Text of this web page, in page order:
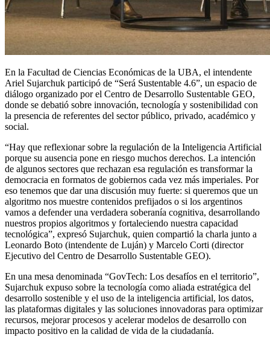
En la Facultad de Ciencias Económicas de la UBA, el intendente
Ariel Sujarchuk participó de “Será Sustentable 4.6”, un espacio de
diálogo organizado por el Centro de Desarrollo Sustentable GEO,
donde se debatió sobre innovación, tecnología y sostenibilidad con
la presencia de referentes del sector público, privado, académico y
social.
“Hay que reflexionar sobre la regulación de la Inteligencia Artificial
porque su ausencia pone en riesgo muchos derechos. La intención
de algunos sectores que rechazan esa regulación es transformar la
democracia en formatos de gobiernos cada vez más imperiales. Por
eso tenemos que dar una discusión muy fuerte: si queremos que un
algoritmo nos muestre contenidos prefijados o si los argentinos
vamos a defender una verdadera soberanía cognitiva, desarrollando
nuestros propios algoritmos y fortaleciendo nuestra capacidad
tecnológica”, expresó Sujarchuk, quien compartió la charla junto a
Leonardo Boto (intendente de Luján) y Marcelo Corti (director
Ejecutivo del Centro de Desarrollo Sustentable GEO).
En una mesa denominada “GovTech: Los desafíos en el territorio”,
Sujarchuk expuso sobre la tecnología como aliada estratégica del
desarrollo sostenible y el uso de la inteligencia artificial, los datos,
las plataformas digitales y las soluciones innovadoras para optimizar
recursos, mejorar procesos y acelerar modelos de desarrollo con
impacto positivo en la calidad de vida de la ciudadanía.